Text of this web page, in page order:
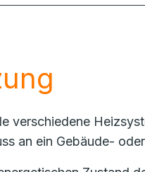
verschiedene
an ein Gebäude-